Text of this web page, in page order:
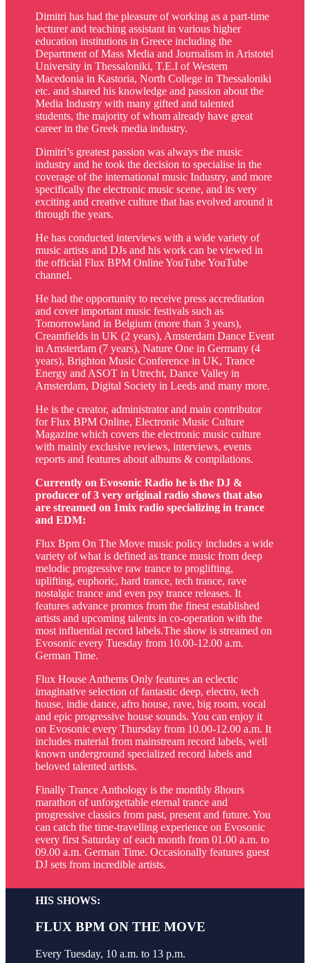
Dimitri has had the pleasure of working as a part-time
lecturer and teaching assistant in various higher
education institutions in Greece including the
Department of Mass Media and Journalism in Aristotel
University in Thessaloniki, T.E.I of Western
Macedonia in Kastoria, North College in Thessaloniki
etc. and shared his knowledge and passion about the
Media Industry with many gifted and talented
students, the majority of whom already have great
career in the Greek media industry.
Dimitri’s greatest passion was always the music
industry and he took the decision to specialise in the
coverage of the international music Industry, and more
specifically the electronic music scene, and its very
exciting and creative culture that has evolved around it
through the years.
He has conducted interviews with a wide variety of
music artists and DJs and his work can be viewed in
the official Flux BPM Online YouTube YouTube
channel.
He had the opportunity to receive press accreditation
and cover important music festivals such as
Tomorrowland in Belgium (more than 3 years),
Creamfields in UK (2 years), Amsterdam Dance Event
in Amsterdam (7 years), Nature One in Germany (4
years), Brighton Music Conference in UK, Trance
Energy and ASOT in Utrecht, Dance Valley in
Amsterdam, Digital Society in Leeds and many more.
He is the creator, administrator and main contributor
for Flux BPM Online, Electronic Music Culture
Magazine which covers the electronic music culture
with mainly exclusive reviews, interviews, events
reports and features about albums & compilations.
Currently on Evosonic Radio he is the DJ &
producer of 3 very original radio shows that also
are streamed on 1mix radio specializing in trance
and EDM:
Flux Bpm On The Move music policy includes a wide
variety of what is defined as trance music from deep
melodic progressive raw trance to proglifting,
uplifting, euphoric, hard trance, tech trance, rave
nostalgic trance and even psy trance releases. It
features advance promos from the finest established
artists and upcoming talents in co-operation with the
most influential record labels.The show is streamed on
Evosonic every Tuesday from 10.00-12.00 a.m.
German Time.
Flux House Anthems Only features an eclectic
imaginative selection of fantastic deep, electro, tech
house, indie dance, afro house, rave, big room, vocal
and epic progressive house sounds. You can enjoy it
on Evosonic every Thursday from 10.00-12.00 a.m. It
includes material from mainstream record labels, well
known underground specialized record labels and
beloved talented artists.
Finally Trance Anthology is the monthly 8hours
marathon of unforgettable eternal trance and
progressive classics from past, present and future. You
can catch the time-travelling experience on Evosonic
every first Saturday of each month from 01.00 a.m. to
09.00 a.m. German Time. Occasionally features guest
DJ sets from incredible artists.
HIS SHOWS:
FLUX BPM ON THE MOVE
Every Tuesday, 10 a.m. to 13 p.m.